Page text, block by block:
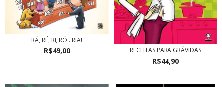
RÁ, RÉ, RI, RÓ...RIA!
R$49,00 RECEITAS PARA GRÁVIDAS
R$44,90